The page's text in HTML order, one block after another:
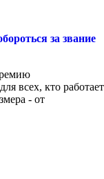
за звание
всех, кто работает
- от